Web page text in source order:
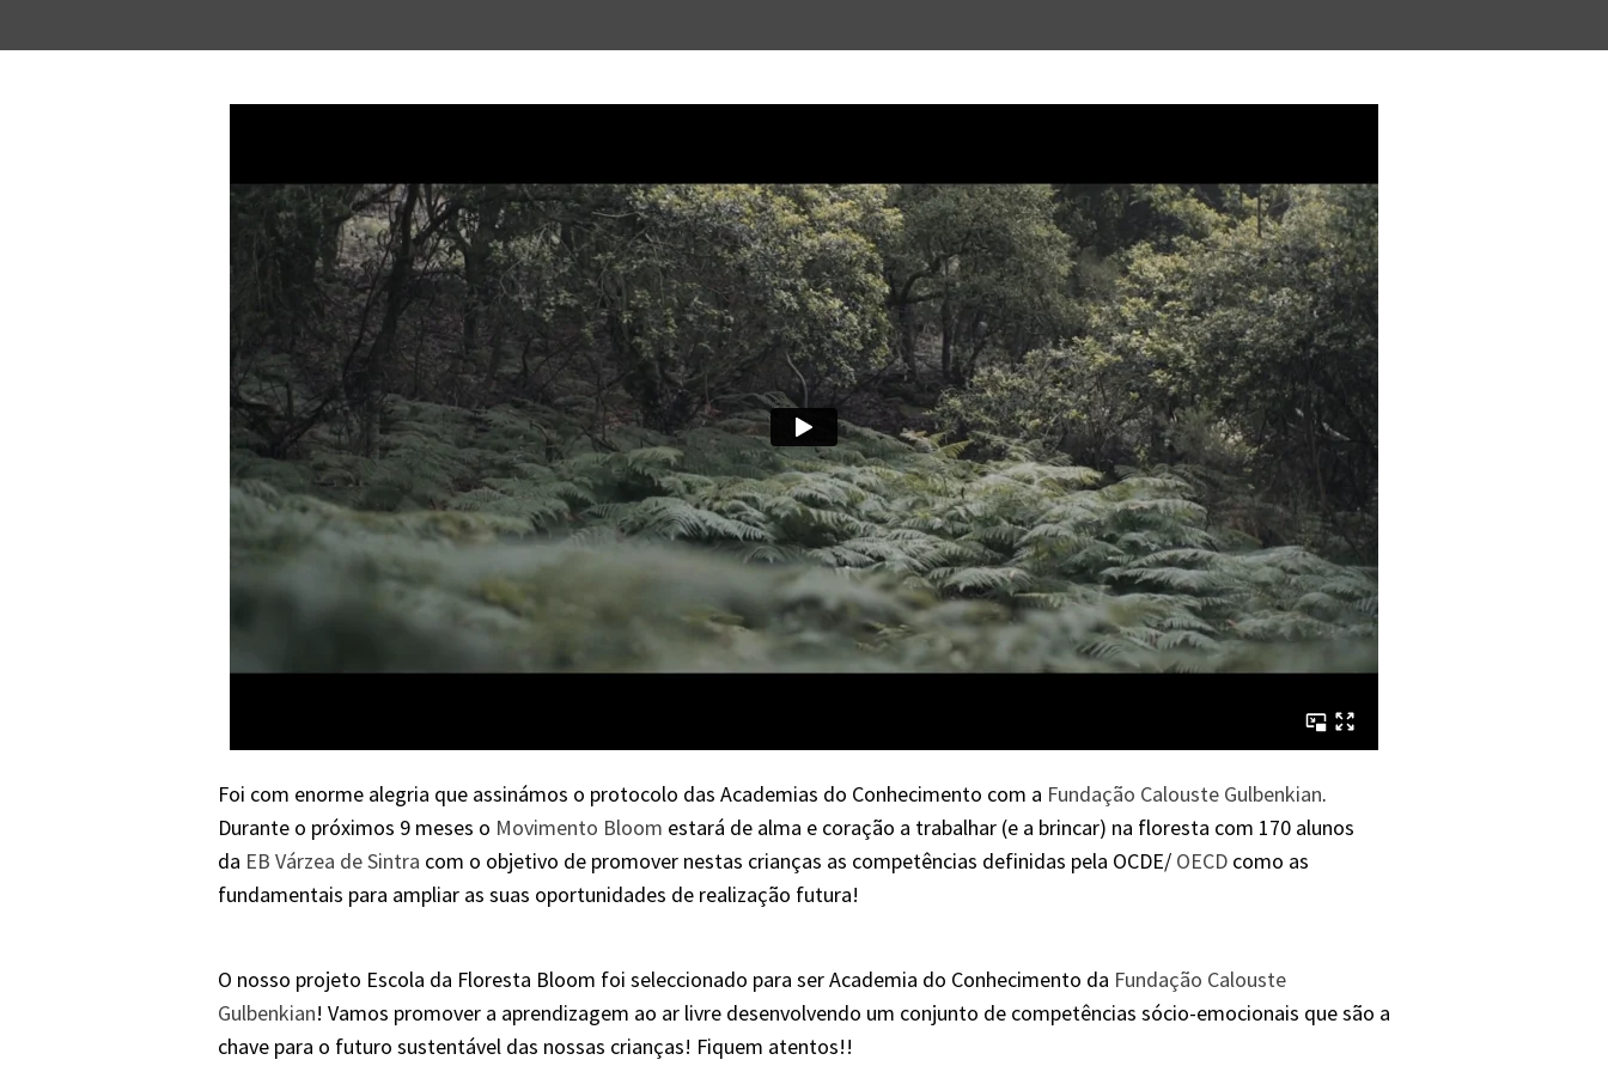
Foi com enorme alegria que assinámos o protocolo das Academias do Conhecimento com a Fundação Calouste Gulbenkian.
Durante o próximos 9 meses o Movimento Bloom estará de alma e coração a trabalhar (e a brincar) na floresta com 170 alunos
da EB Várzea de Sintra com o objetivo de promover nestas crianças as competências definidas pela OCDE/ OECD como as
fundamentais para ampliar as suas oportunidades de realização futura!
O nosso projeto Escola da Floresta Bloom foi seleccionado para ser Academia do Conhecimento da Fundação Calouste
Gulbenkian! Vamos promover a aprendizagem ao ar livre desenvolvendo um conjunto de competências sócio-emocionais que são a
chave para o futuro sustentável das nossas crianças! Fiquem atentos!!